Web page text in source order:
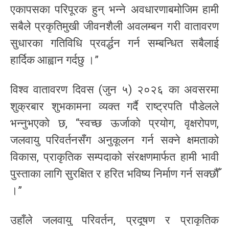
एकापसका परिपूरक हुन् भन्ने अवधारणाबमोजिम हामी
सबैले प्रकृतिमुखी जीवनशैली अवलम्बन गरी वातावरण
सुधारका गतिविधि प्रवर्द्धन गर्न सम्बन्धित सबैलाई
हार्दिक आह्वान गर्दछु ।”
विश्व वातावरण दिवस (जुन ५) २०२६ का अवसरमा
शुक्रबार शुभकामना व्यक्त गर्दै राष्ट्रपति पौडेलले
भन्नुभएको छ, “स्वच्छ ऊर्जाको प्रयोग, वृक्षरोपण,
जलवायु परिवर्तनसँग अनुकूलन गर्न सक्ने क्षमताको
विकास, प्राकृतिक सम्पदाको संरक्षणमार्फत हामी भावी
पुस्ताका लागि सुरक्षित र हरित भविष्य निर्माण गर्न सक्छौँ
।”
उहाँले जलवायु परिवर्तन, प्रदूषण र प्राकृतिक